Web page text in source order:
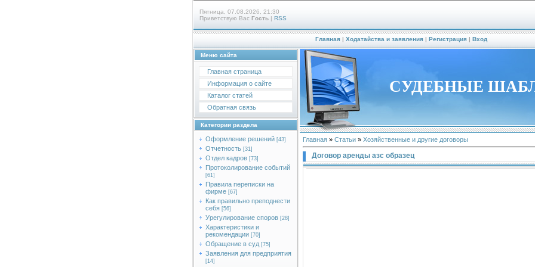
Пятница, 07.08.2026, 21:30
Приветствую Вас Гость | RSS
Главная | Ходатайства и заявления | Регистрация | Вход
Меню сайта
Главная страница
Информация о сайте
Каталог статей
Обратная связь
Категории раздела
Оформление решений [43]
Отчетность [31]
Отдел кадров [73]
Протоколирование событий
[61]
Правила переписки на
фирме [67]
Как правильно преподнести
себя [56]
Урегулирование споров [28]
Характеристики и
рекомендации [70]
Обращение в суд [75]
Заявления для предприятия
[14]
СУДЕБНЫЕ
Главная » Статьи » Хозяйственные и другие договоры
Договор аренды азс образец